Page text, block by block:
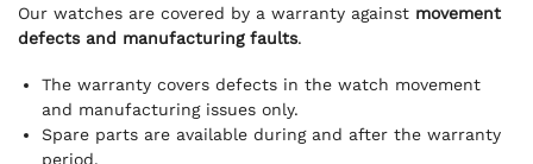
Our watches are covered by a warranty against movement
defects and manufacturing faults.
The warranty covers defects in the watch movement
and manufacturing issues only.
Spare parts are available during and after the warranty
period.